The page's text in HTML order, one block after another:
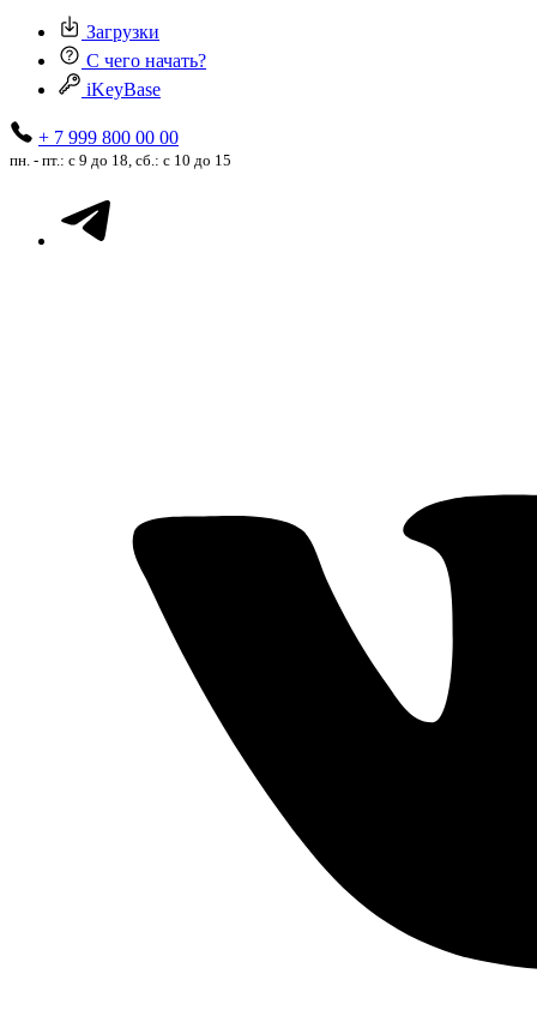
Загрузки
С чего начать?
iKeyBase
+ 7 999 800 00 00
пн. - пт.: с 9 до 18, сб.: с 10 до 15